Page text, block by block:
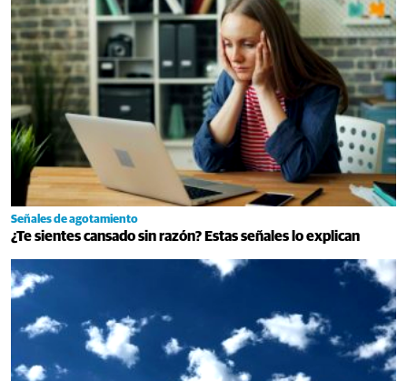
Señales de agotamiento
¿Te sientes cansado sin razón? Estas señales lo explican